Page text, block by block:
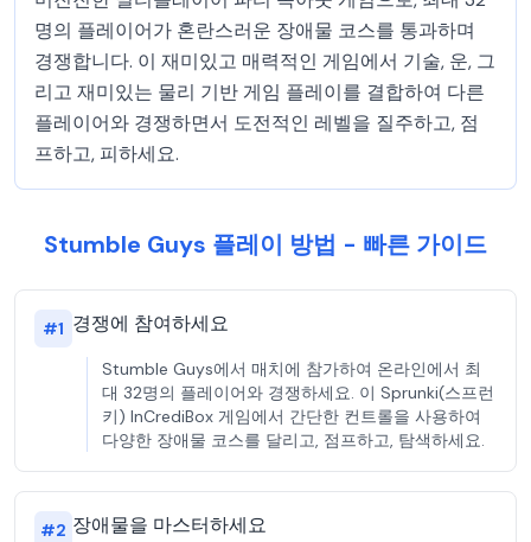
명의 플레이어가 혼란스러운 장애물 코스를 통과하며
경쟁합니다. 이 재미있고 매력적인 게임에서 기술, 운, 그
리고 재미있는 물리 기반 게임 플레이를 결합하여 다른
플레이어와 경쟁하면서 도전적인 레벨을 질주하고, 점
프하고, 피하세요.
Stumble Guys 플레이 방법 - 빠른 가이드
#1 경쟁에 참여하세요
Stumble Guys에서 매치에 참가하여 온라인에서 최
대 32명의 플레이어와 경쟁하세요. 이 Sprunki(스프런
키) InCrediBox 게임에서 간단한 컨트롤을 사용하여
다양한 장애물 코스를 달리고, 점프하고, 탐색하세요.
#2 장애물을 마스터하세요